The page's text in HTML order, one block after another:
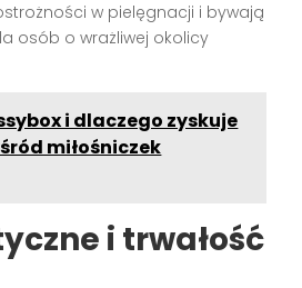
w pielęgnacji i bywają
osób o wrażliwej okolicy
i dlaczego zyskuje
miłośniczek
i trwałość